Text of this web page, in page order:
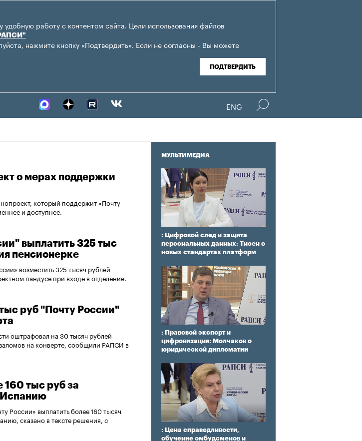
работу с контентом сайта. Цели использования файлов
нажмите кнопку «Подтвердить». Если не согласны - Вы можете
ПОДТВЕРДИТЬ
ENG
о мерах поддержки
который поддержит «Почту
и доступнее.
выплатить 325 тыс
пенсионерке
возместить 325 тысяч рублей
пандусе при входе в отделение.
руб "Почту России"
оштрафовал на 30 тысяч рублей
на конверте, сообщили РАПСИ в
160 тыс руб за
Испанию
России» выплатить более 160 тысяч
сказано в тексте решения, с
МУЛЬТИМЕДИА
: Цифровой след и защита
персональных данных: Тисен о
новых стандартах платформ
: Правовой экспорт и
цифровизация: Молчаков о
юридической дипломатии
: Цена справедливости,
обучение омбудсменов и